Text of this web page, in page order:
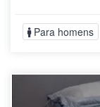
Para homens